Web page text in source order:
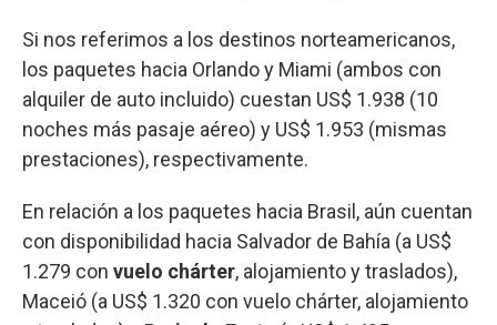
Si nos referimos a los destinos norteamericanos,
los paquetes hacia Orlando y Miami (ambos con
alquiler de auto incluido) cuestan US$ 1.938 (10
noches más pasaje aéreo) y US$ 1.953 (mismas
prestaciones), respectivamente.
En relación a los paquetes hacia Brasil, aún cuentan
con disponibilidad hacia Salvador de Bahía (a US$
1.279 con vuelo chárter, alojamiento y traslados),
Maceió (a US$ 1.320 con vuelo chárter, alojamiento